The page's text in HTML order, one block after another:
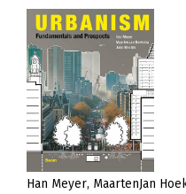
Han Meyer MaartenJan